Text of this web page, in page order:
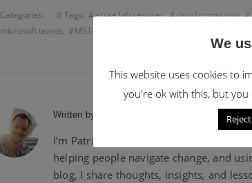
Categories: Tags: azure lab services, cloud computing,
microsoft teams, MSTeams Updates
Written by: All posts by the author
I’m Patrick – tech guy, enabler, and
helping people navigate change, and
blog, I share thoughts, insights, and
We
This website uses cookies to
you're ok with this, but
Reject